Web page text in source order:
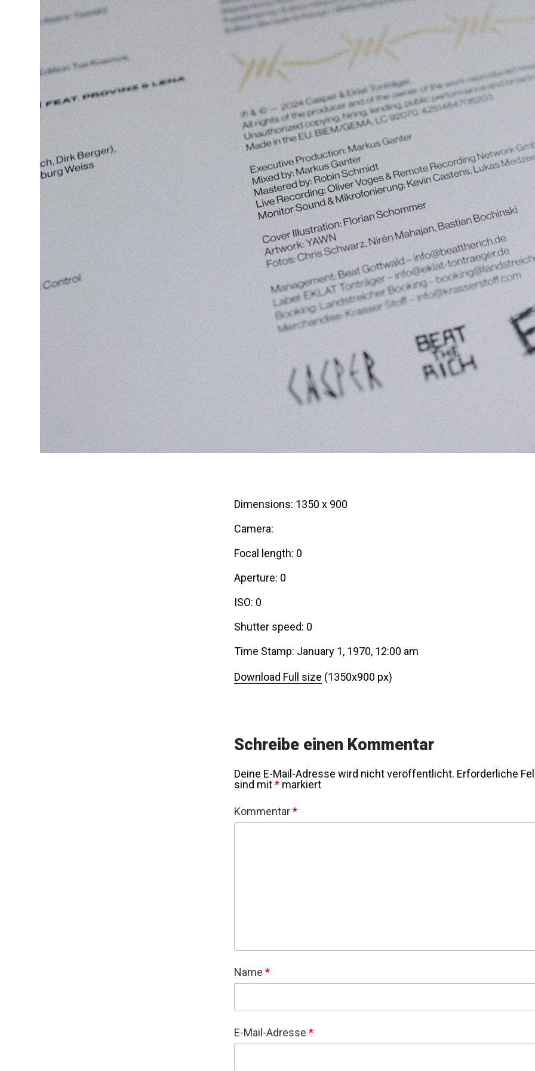
Dimensions: 1350 x 900
Camera:
Focal length: 0
Aperture: 0
ISO: 0
Shutter speed: 0
Time Stamp: January 1, 1970, 12:00 am
Download Full size (1350x900 px)
Schreibe einen Kommentar
Deine E-Mail-Adresse wird nicht veröffentlicht. Erforderliche
sind mit* markiert
Kommentar*
Name *
E-Mail-Adresse *